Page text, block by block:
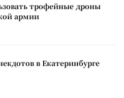
трофейные дроны
армии
в Екатеринбурге